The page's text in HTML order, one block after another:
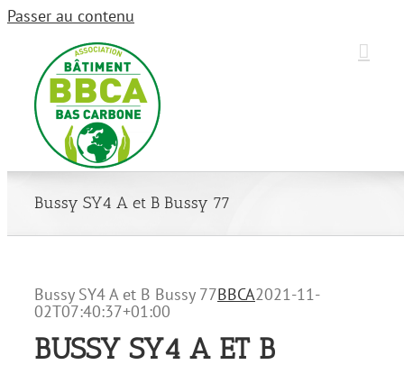
Passer au contenu
Bussy SY4 A et B Bussy 77
Bussy SY4 A et B Bussy 77BBCA2021-11-
02T07:40:37+01:00
BUSSY SY4 A ET B